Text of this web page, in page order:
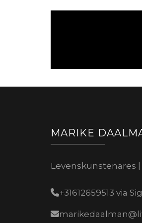
MARIKE
Levenskunstenares
+31612659513 via